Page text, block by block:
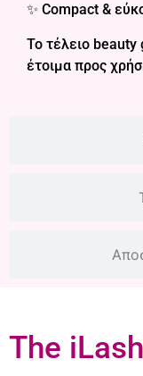
✨ Compact &
Το τέλειο beauty
έτοιμα προς
The